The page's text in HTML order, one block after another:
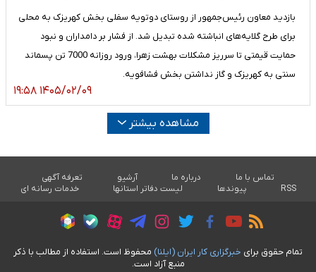
بازدید معاون رئیس‌جمهور از روستای دوتویه سفلی بخش کهریزک به محلی
برای طرح گلایه‌های انباشته شده تبدیل شد. از فشار بر دامداران و نبود
حمایت قیمتی تا سرریز مشکلات بهشت زهرا، ورود روزانه 7000 تن پسماند
سنتی به کهریزک و گاز نداشتن بخش فشافویه.
۱۴۰۵/۰۲/۰۹ ۱۹:۵۸
مشاهده بیشتر
تماس با ما درباره ما آرشیو
تعرفه آگهی
RSS
پیوندها لیست دفاتر استانها خدمات رسانه ای
تمام حقوق برای خبرگزاری کار ايران (ايلنا) محفوظ است. استفاده از مطالب با ذکر
منبع آزاد است.